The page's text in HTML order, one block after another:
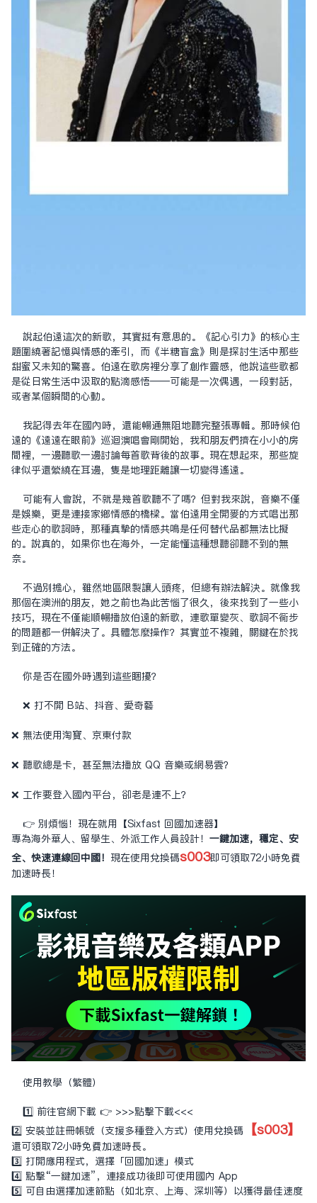
說起伯遠這次的新歌，其實挺有意思的。《記心引力》的核心主
題圍繞著記憶與情感的牽引，而《半糖盲盒》則是探討生活中那些
甜蜜又未知的驚喜。伯遠在歌房裡分享了創作靈感，他說這些歌都
是從日常生活中汲取的點滴感悟——可能是一次偶遇，一段對話，
或者某個瞬間的心動。
我記得去年在國內時，還能暢通無阻地聽完整張專輯。那時候伯
遠的《遠遠在眼前》巡迴演唱會剛開始，我和朋友們擠在小小的房
間裡，一邊聽歌一邊討論每首歌背後的故事。現在想起來，那些旋
律似乎還縈繞在耳邊，只是地理距離讓一切變得遙遠。
可能有人會說，不就是幾首歌聽不了嗎？但對我來說，音樂不僅
是娛樂，更是連接家鄉情感的橋樑。當伯遠用全開麥的方式唱出那
些走心的歌詞時，那種真摯的情感共鳴是任何替代品都無法比擬
的。說真的，如果你也在海外，一定能懂這種想聽卻聽不到的無
奈。
不過別擔心，雖然地區限制讓人頭疼，但總有辦法解決。就像我
那個在澳洲的朋友，她之前也為此苦惱了很久，後來找到了一些小
技巧，現在不僅能順暢播放伯遠的新歌，連歌單變灰、歌詞不同步
的問題都一併解決了。具體怎麼操作？其實並不複雜，關鍵在於找
到正確的方法。
你是否在國外時遇到這些困擾？
❌ 打不開 B站、抖音、愛奇藝
❌ 無法使用淘寶、京東付款
❌ 聽歌總是卡，甚至無法播放 QQ 音樂或網易雲？
❌ 工作要登入國內平台，卻老是連不上？
👉 別煩惱！現在就用【Sixfast 回國加速器】
專為海外華人、留學生、外派工作人員設計！ 一鍵加速，穩定、安
全、快速連線回中國！ 現在使用兌換碼s003即可領取72小時免費
加速時長！
使用教學（繁體）
1️⃣ 前往官網下載 👉 >>>點擊下載<<<
2️⃣ 安裝並註冊帳號（支援多種登入方式）使用兌換碼
【s003】
還可領取72小時免費加速時長。
3️⃣ 打開應用程式，選擇「回國加速」模式
4️⃣ 點擊“一鍵加速”，連接成功後即可使用國內 App
5️⃣ 可自由選擇加速節點（如北京、上海、深圳等）以獲得最佳速度